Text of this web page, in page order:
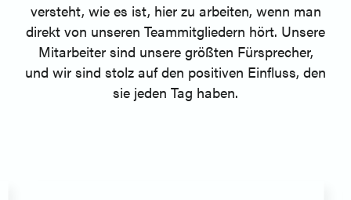
versteht, wie es ist, hier zu arbeiten, wenn man
direkt von unseren Teammitgliedern hört. Unsere
Mitarbeiter sind unsere größten Fürsprecher,
und wir sind stolz auf den positiven Einfluss, den
sie jeden Tag haben.